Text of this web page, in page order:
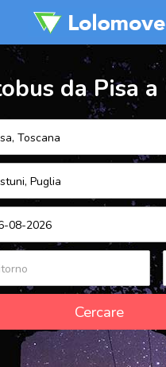
da Pisa a
Cercare